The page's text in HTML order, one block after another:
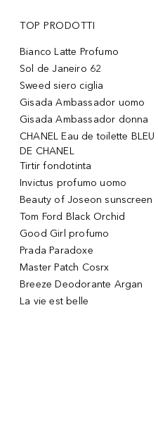
TOP PRODOTTI
Bianco Latte Profumo
Sol de Janeiro 62
Sweed siero ciglia
Gisada Ambassador uomo
Gisada Ambassador donna
CHANEL Eau de toilette BLEU
DE CHANEL
Tirtir fondotinta
Invictus profumo uomo
Beauty of Joseon sunscreen
Tom Ford Black Orchid
Good Girl profumo
Prada Paradoxe
Master Patch Cosrx
Breeze Deodorante Argan
La vie est belle